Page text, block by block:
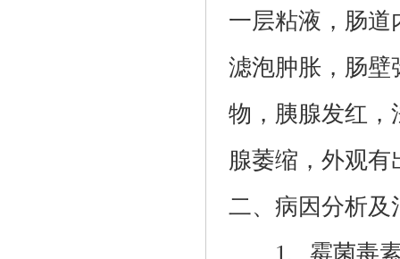
一层粘液，肠
滤泡肿胀，肠壁
物，胰腺发红，
腺萎缩，外观
二、病因分析及
1、霉菌毒